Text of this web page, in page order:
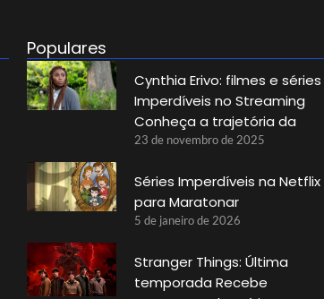
Populares
Cynthia Erivo: filmes e séries
Imperdíveis no Streaming
Conheça a trajetória da
23 de novembro de 2025
Séries Imperdíveis na Netflix
para Maratonar
5 de janeiro de 2026
Stranger Things: Última
temporada Recebe